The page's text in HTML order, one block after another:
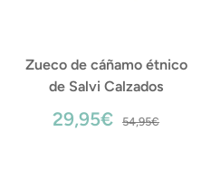
Zueco de cáñamo étnico
de Salvi Calzados
29,95€ 54,95€